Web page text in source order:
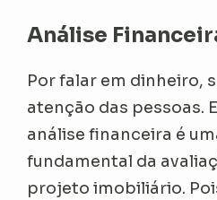
Análise
Por falar em dinheiro,
atenção das pessoas.
análise financeira é
fundamental da
projeto imobiliário.